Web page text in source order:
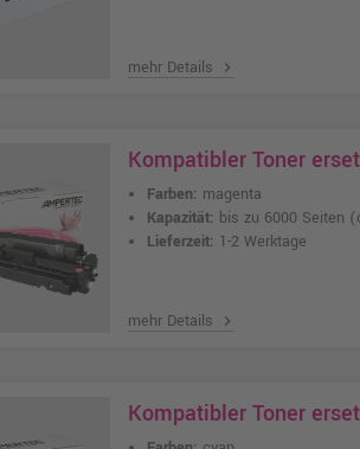
mehr Details chevron_right
Kompatibler Toner
Farben: magenta
Kapazität: bis zu 6000 Seiten
Lieferzeit: 1-2 Werktage
mehr Details chevron_right
Kompatibler Toner